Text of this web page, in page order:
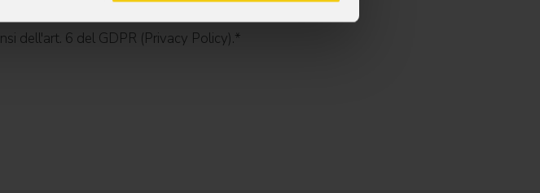
dell'art. 6 del GDPR (Privacy Policy).*